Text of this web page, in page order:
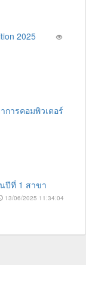
2025
ารคอมพิวเตอร์
ปีที่ 1 สาขา
13/06/2025 11:34:04